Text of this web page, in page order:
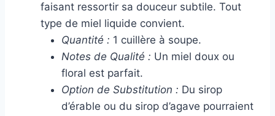
faisant ressortir sa douceur subtile. Tout
type de miel liquide convient.
Quantité : 1 cuillère à soupe.
Notes de Qualité : Un miel doux ou
floral est parfait.
Option de Substitution : Du sirop
d’érable ou du sirop d’agave pourraient